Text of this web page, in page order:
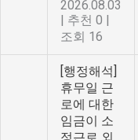
2026.08.03
| 추천 0 |
조회 16
[행정해석]
휴무일 근
로에 대한
임금이 소
정근로 외